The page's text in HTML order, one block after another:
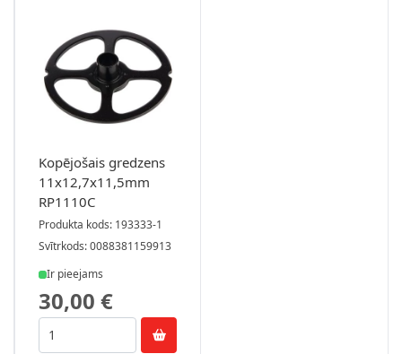
Kopējošais gredzens
11x12,7x11,5mm
RP1110C
Produkta kods: 193333-1
Svītrkods: 0088381159913
Ir pieejams
30,00 €